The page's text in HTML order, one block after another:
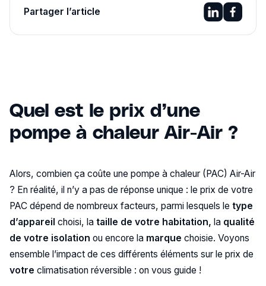
Partager l’article
Quel est le prix d’une
pompe à chaleur Air-Air ?
Alors, combien ça coûte une pompe à chaleur (PAC) Air-Air
? En réalité, il n’y a pas de réponse unique : le prix de votre
PAC dépend de nombreux facteurs, parmi lesquels le type
d’appareil choisi, la taille de votre habitation, la qualité
de votre isolation ou encore la marque choisie. Voyons
ensemble l’impact de ces différents éléments sur le prix de
votre climatisation réversible : on vous guide !